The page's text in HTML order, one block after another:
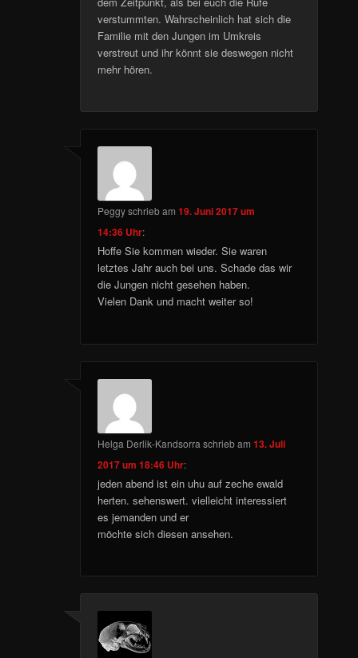
verstummten. Wahrscheinlich hat sich die
Familie mit den Jungen im Umkreis
verstreut und ihr könnt sie deswegen nicht
mehr hören.
Peggyschriebam19. Juni 2017 um
14:36 Uhr:
Hoffe Sie kommen wieder. Sie waren
letztes Jahr auch bei uns. Schade das wir
die Jungen nicht gesehen haben.
Vielen Dank und macht weiter so!
Helga Derlik-Kandsorra schriebam13. Juli
2017 um 18:46 Uhr:
jeden abend ist ein uhu auf zeche ewald
herten. sehenswert. vielleicht interessiert
es jemanden und er
möchte sich diesen ansehen.